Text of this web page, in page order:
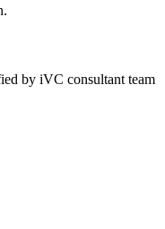
by iVC consultant team